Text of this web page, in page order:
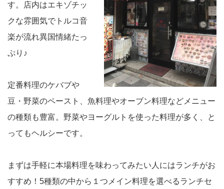
す。店内はエキゾチッ
クな雰囲気でトルコ音
楽が流れ異国情緒たっ
ぷり♪
定番料理のケバブや
豆・野菜のペースト、魚料理やオーブン料理などメニュー
の種類も豊富。野菜やヨーグルトを使った料理が多く、と
ってもヘルシーです。
まずは手軽に本場料理を味わってみたい人にはランチがお
すすめ！5種類の中から１つメイン料理を選べるランチセ